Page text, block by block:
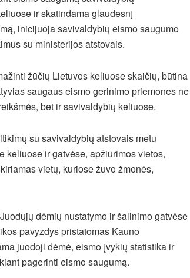
ir skatindama glaudesnį
inicijuoja savivaldybių eismo saugumo
su ministerijos atstovais.
žūčių Lietuvos keliuose skaičių, būtina
saugaus eismo gerinimo priemones ne
bet ir savivaldybių keliuose.
su savivaldybių atstovais metu
ir gatvėse, apžiūrimos vietos,
vietų, kuriose žuvo žmonės,
dėmių nustatymo ir šalinimo gatvėse
pavyzdys pristatomas Kauno
juodoji dėmė, eismo įvykių statistika ir
pagerinti eismo saugumą.